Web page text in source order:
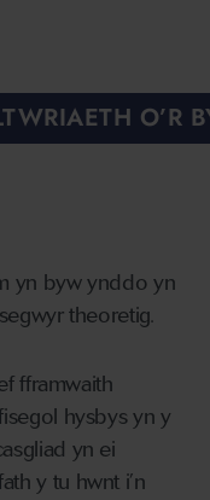
O’R
yn byw ynddo yn
theoretig.
fframwaith
hysbys yn y
yn ei
y tu hwnt i’n